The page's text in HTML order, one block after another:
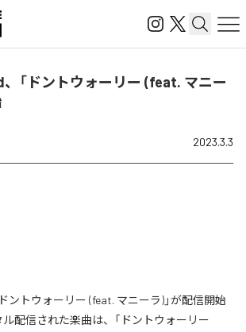
「ドントウォーリー (feat. マニー
2023.3.3
ントウォーリー (feat. マニーラ)」が配信開始
配信された楽曲は、「ドントウォーリー